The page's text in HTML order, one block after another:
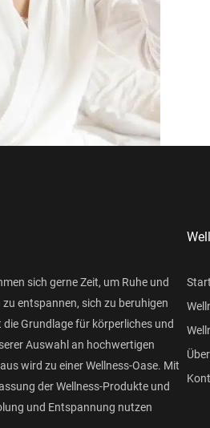
sich gerne Zeit, um Ruhe und
entspannen, sich zu beruhigen
Grundlage für körperliches und
Auswahl an hochwertigen
wird zu einer Wellness-Oase. Mit
der Wellness-Produkte und
und Entspannung nutzen